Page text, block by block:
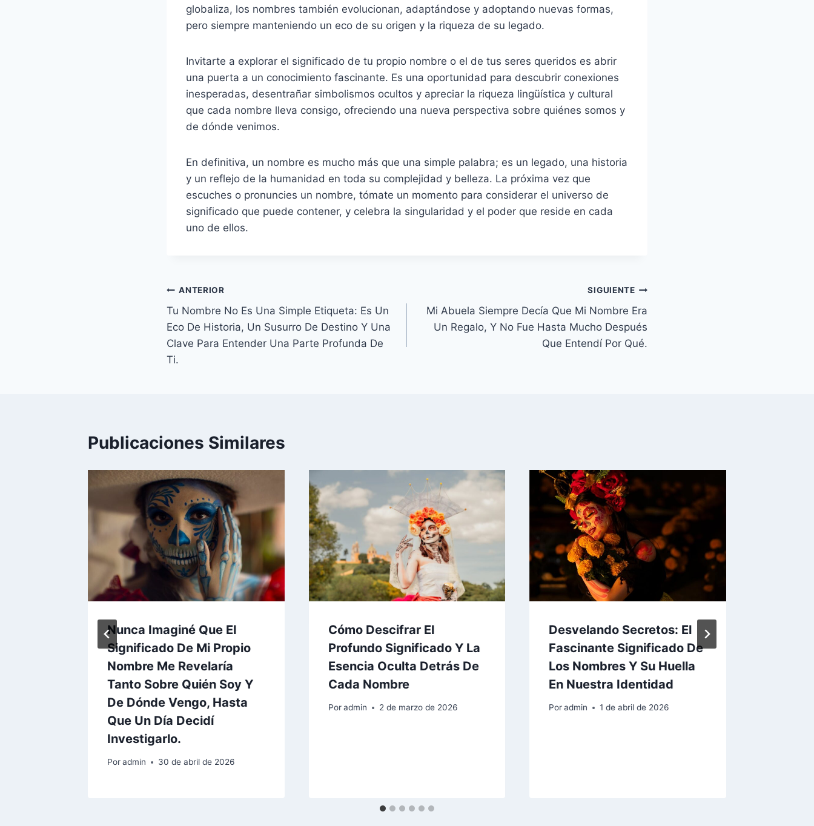
globaliza, los nombres también evolucionan, adaptándose y adoptando nuevas formas,
pero siempre manteniendo un eco de su origen y la riqueza de su legado.
Invitarte a explorar el significado de tu propio nombre o el de tus seres queridos es abrir
una puerta a un conocimiento fascinante. Es una oportunidad para descubrir conexiones
inesperadas, desentrañar simbolismos ocultos y apreciar la riqueza lingüística y cultural
que cada nombre lleva consigo, ofreciendo una nueva perspectiva sobre quiénes somos y
de dónde venimos.
En definitiva, un nombre es mucho más que una simple palabra; es un legado, una historia
y un reflejo de la humanidad en toda su complejidad y belleza. La próxima vez que
escuches o pronuncies un nombre, tómate un momento para considerar el universo de
significado que puede contener, y celebra la singularidad y el poder que reside en cada
uno de ellos.
Navegación
de
entradas
ANTERIOR
Tu Nombre No Es Una Simple Etiqueta: Es Un
Eco De Historia, Un Susurro De Destino Y Una
Clave Para Entender Una Parte Profunda De
Ti.
SIGUIENTE
Mi Abuela Siempre Decía Que Mi Nombre Era
Un Regalo, Y No Fue Hasta Mucho Después
Que Entendí Por Qué.
Publicaciones Similares
Nunca Imaginé Que El
Significado De Mi Propio
Nombre Me Revelaría
Tanto Sobre Quién Soy Y
De Dónde Vengo, Hasta
Que Un Día Decidí
Investigarlo.
Poradmin 30 de abril de 2026
Cómo Descifrar El
Profundo Significado Y La
Esencia Oculta Detrás De
Cada Nombre
Por admin 2 de marzo de 2026
Desvelando Secretos: El
Fascinante Significado De
Los Nombres Y Su Huella
En Nuestra Identidad
Por admin 1 de abril de 2026